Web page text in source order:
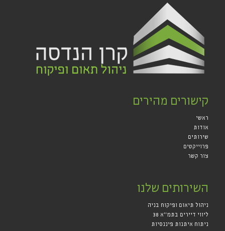
קישורים מהירים
ראשי
אודות
שירותים
פרוייקטים
צור קשר
השירותים שלנו
ניהול תיאום ופיקוח בניה
ליווי דיירים בתמ"א 38
ניתוח איתנות פיננסיות